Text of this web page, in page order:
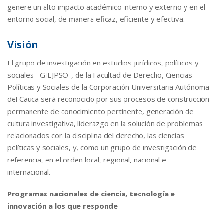
genere un alto impacto académico interno y externo y en el
entorno social, de manera eficaz, eficiente y efectiva.
Visión
El grupo de investigación en estudios jurídicos, políticos y
sociales –GIEJPSO-, de la Facultad de Derecho, Ciencias
Políticas y Sociales de la Corporación Universitaria Autónoma
del Cauca será reconocido por sus procesos de construcción
permanente de conocimiento pertinente, generación de
cultura investigativa, liderazgo en la solución de problemas
relacionados con la disciplina del derecho, las ciencias
políticas y sociales, y, como un grupo de investigación de
referencia, en el orden local, regional, nacional e
internacional.
Programas nacionales de ciencia, tecnología e
innovación a los que responde